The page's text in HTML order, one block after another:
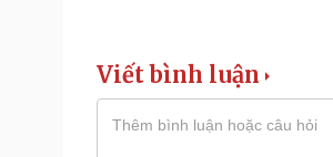
Viết bình luận